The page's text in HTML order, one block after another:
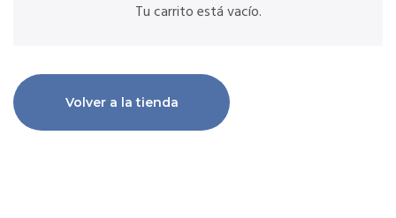
Tu carrito está vacío.
Volver a la tienda